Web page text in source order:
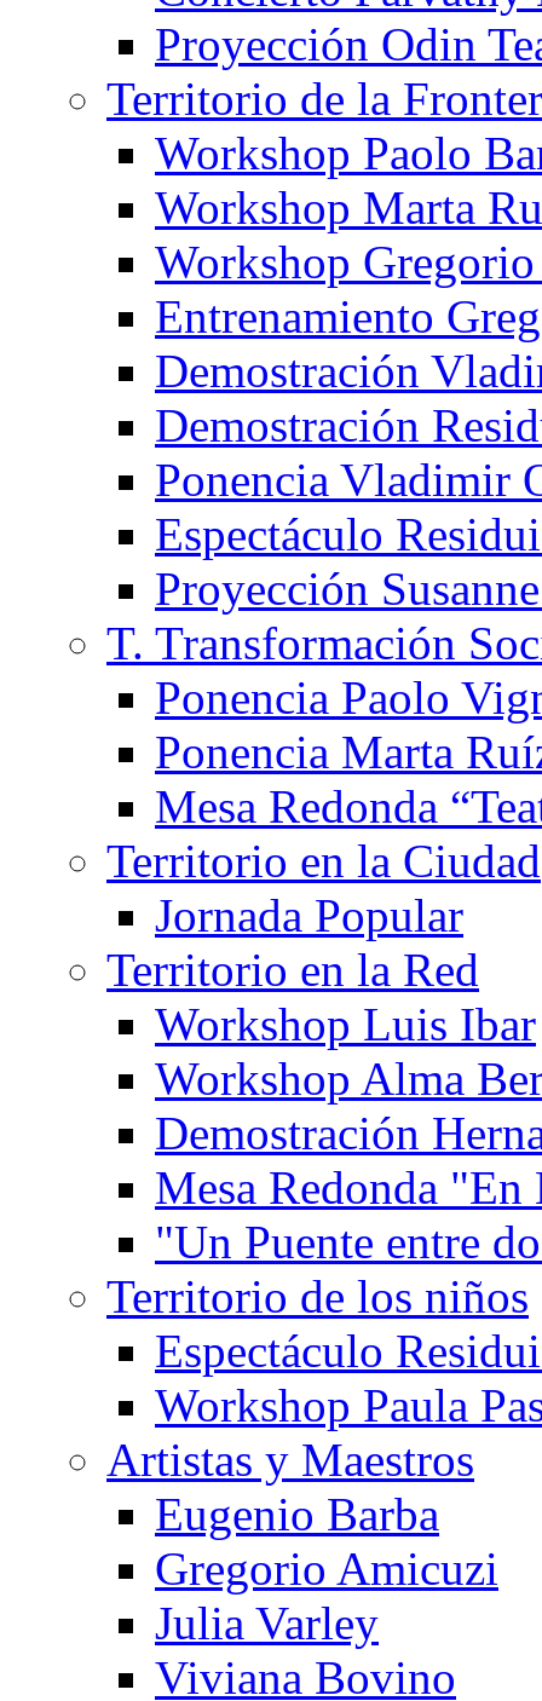
Proyección Odin
Territorio de la
Workshop Paolo
Workshop Marta
Workshop
Entrenamiento
Demostración
Demostración
Ponencia Vladimir
Espectáculo
Proyección
T. Transformación
Ponencia Paolo
Ponencia Marta
Mesa Redonda
Territorio en la Ciudad
Jornada Popular
Territorio en la Red
Workshop Luis Ibar
Workshop Alma
Demostración
Mesa Redonda
"Un Puente entre
Territorio de los niños
Espectáculo
Workshop Paula
Artistas y Maestros
Eugenio Barba
Gregorio Amicuzi
Julia Varley
Viviana Bovino